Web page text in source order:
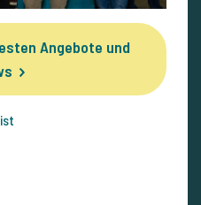
Angebote und